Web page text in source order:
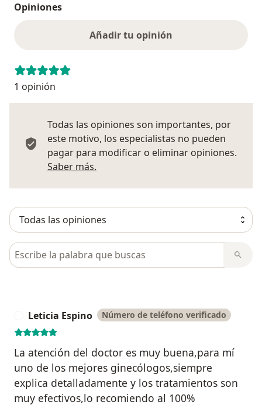
Opiniones
Añadir tu opinión
1 opinión
Todas las opiniones son importantes, por
este motivo, los especialistas no pueden
pagar para modificar o eliminar opiniones.
Saber más.
Busca en opiniones
Leticia Espino Número de teléfono verificado
La atención del doctor es muy buena,para mí
uno de los mejores ginecólogos,siempre
explica detalladamente y los tratamientos son
muy efectivos,lo recomiendo al 100%